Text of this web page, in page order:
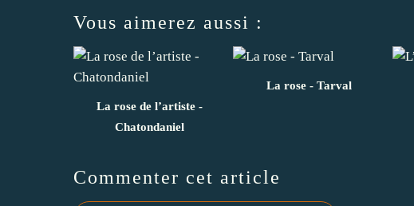
Vous aimerez aussi :
La rose de l’artiste -
Chatondaniel
La rose - Tarval
Commenter cet article